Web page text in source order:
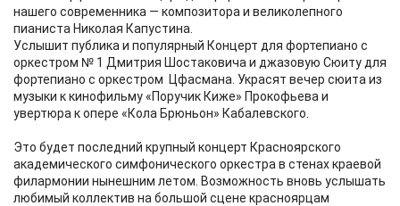
нашего современника — композитора и великолепного
пианиста Николая Капустина.
Услышит публика и популярный Концерт для фортепиано с
оркестром № 1 Дмитрия Шостаковича и джазовую Сюиту для
фортепиано с оркестром Цфасмана. Украсят вечер сюита из
музыки к кинофильму «Поручик Киже» Прокофьева и
увертюра к опере «Кола Брюньон» Кабалевского.
Это будет последний крупный концерт Красноярского
академического симфонического оркестра в стенах краевой
филармонии нынешним летом. Возможность вновь услышать
любимый коллектив на большой сцене красноярцам